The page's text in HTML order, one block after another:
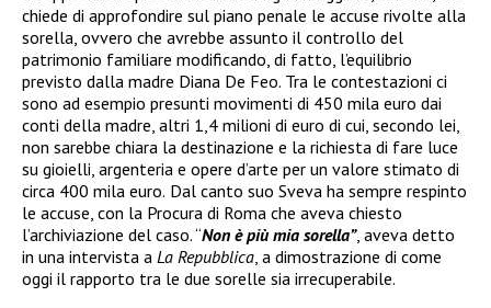
chiede di approfondire sul piano penale le accuse rivolte alla
sorella, ovvero che avrebbe assunto il controllo del
patrimonio familiare modificando, di fatto, l’equilibrio
previsto dalla madre Diana De Feo. Tra le contestazioni ci
sono ad esempio presunti movimenti di 450 mila euro dai
conti della madre, altri 1,4 milioni di euro di cui, secondo lei,
non sarebbe chiara la destinazione e la richiesta di fare luce
su gioielli, argenteria e opere d’arte per un valore stimato di
circa 400 mila euro. Dal canto suo Sveva ha sempre respinto
le accuse, con la Procura di Roma che aveva chiesto
l’archiviazione del caso. “Non è più mia sorella”, aveva detto
in una intervista a La Repubblica , a dimostrazione di come
oggi il rapporto tra le due sorelle sia irrecuperabile.